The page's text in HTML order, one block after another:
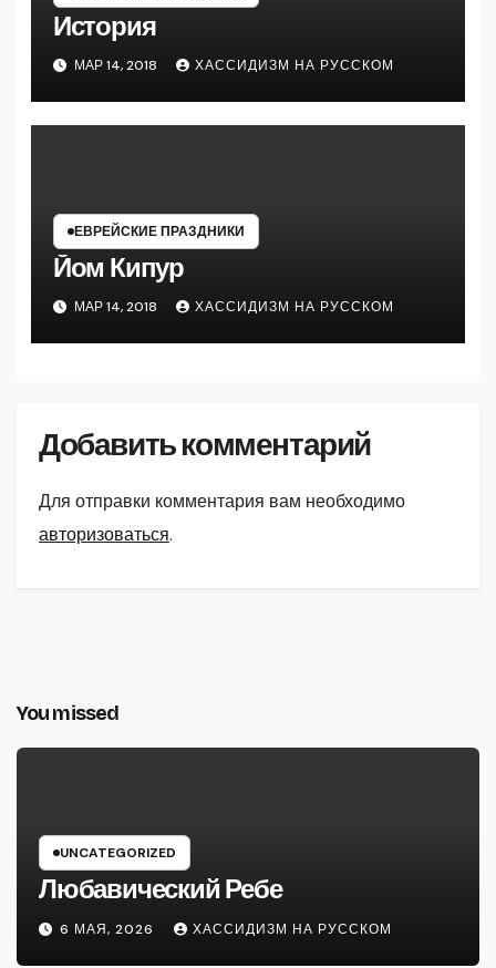
История
МАР 14, 2018 ХАССИДИЗМ НА РУССКОМ
ЕВРЕЙСКИЕ ПРАЗДНИКИ
Йом Кипур
МАР 14, 2018 ХАССИДИЗМ НА РУССКОМ
Добавить комментарий
Для отправки комментария вам необходимо
авторизоваться.
You missed
UNCATEGORIZED
Любавический Ребе
6 МАЯ, 2026 ХАССИДИЗМ НА РУССКОМ